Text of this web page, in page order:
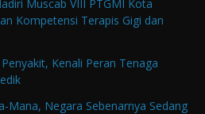
Muscab VIII PTGMI Kota
Kompetensi Terapis Gigi dan
Kenali Peran Tenaga
Mana, Negara Sebenarnya Sedang